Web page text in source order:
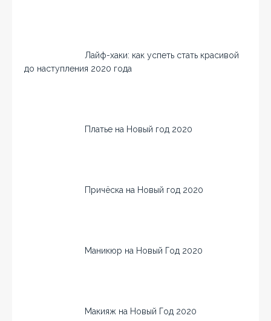
Лайф-хаки: как успеть стать красивой
до наступления 2020 года
Платье на Новый год 2020
Причёска на Новый год 2020
Маникюр на Новый Год 2020
Макияж на Новый Год 2020